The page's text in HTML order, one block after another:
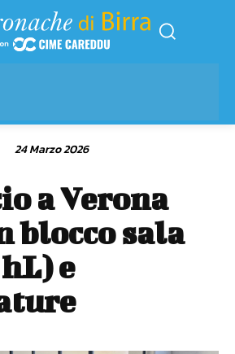
24 Marzo 2026
a Verona
blocco sala
e